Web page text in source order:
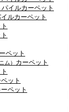
パイルカーペット
ルカーペット
ペット
ム） カーペット
ット
ペット